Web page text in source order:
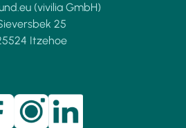
(vivilia GmbH)
25
Itzehoe